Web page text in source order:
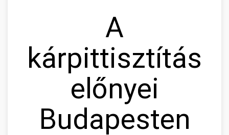
A
kárpittisztítás
előnyei
Budapesten